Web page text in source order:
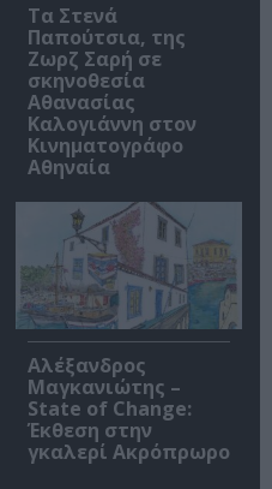
Τα Στενά
Παπούτσια, της
Ζωρζ Σαρή σε
σκηνοθεσία
Αθανασίας
Καλογιάννη στον
Κινηματογράφο
Αθηναία
Αλέξανδρος
Μαγκανιώτης –
State of Change:
Έκθεση στην
γκαλερί Ακρόπρωρο